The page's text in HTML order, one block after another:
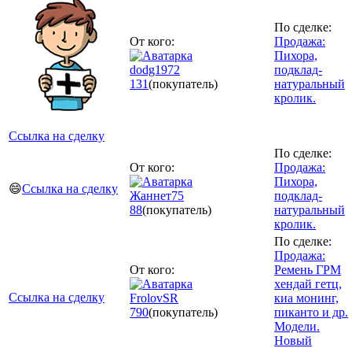
Ссылка на сделку
От кого:
dodg1972
131(покупатель)
По сделке:
Продажа:
Пихора,
подклад-
натуральный
кролик.
😄Ссылка на сделку
От кого:
Жаннет75
88(покупатель)
По сделке:
Продажа:
Пихора,
подклад-
натуральный
кролик.
Ссылка на сделку
От кого:
FrolovSR
790(покупатель)
По сделке:
Продажа:
Ремень ГРМ
хендай гетц,
киа монинг,
пиканто и др.
Модели.
Новый